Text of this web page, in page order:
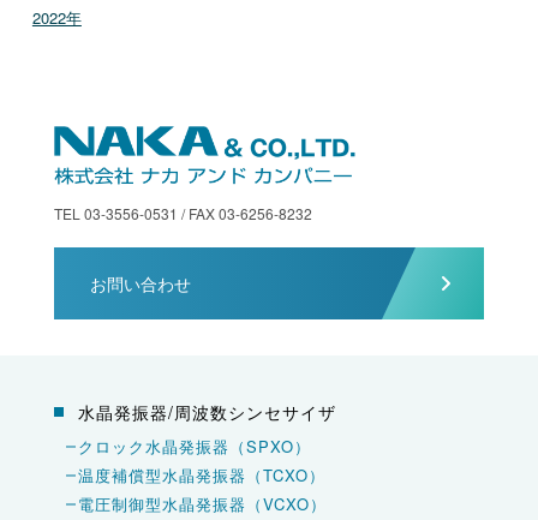
2022年
TEL 03-3556-0531 / FAX 03-6256-8232
お問い合わせ
水晶発振器/周波数シンセサイザ
クロック水晶発振器（SPXO）
温度補償型水晶発振器（TCXO）
電圧制御型水晶発振器（VCXO）